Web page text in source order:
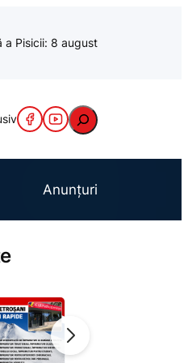
a Pisicii: 8 august
Caută
Anunțuri